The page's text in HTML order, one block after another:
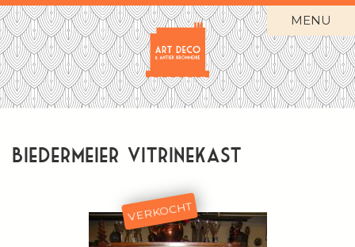
MENU
Biedermeier vitrinekast
VERKOCHT